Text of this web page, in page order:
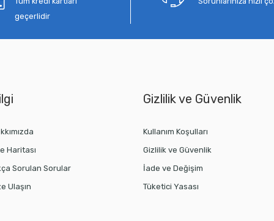
geçerlidir
Haritası
Sorulan Sorular
Ulaşın
Gizlilik ve Güvenlik
Kullanım Koşulları
Gizlilik ve Güvenlik
İade ve Değişim
Tüketici Yasası